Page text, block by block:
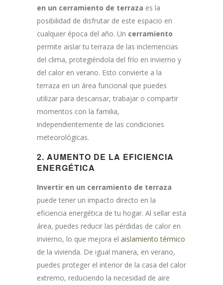
en un cerramiento de terraza es la
posibilidad de disfrutar de este espacio en
cualquier época del año. Un cerramiento
permite aislar tu terraza de las inclemencias
del clima, protegiéndola del frío en invierno y
del calor en verano. Esto convierte a la
terraza en un área funcional que puedes
utilizar para descansar, trabajar o compartir
momentos con la familia,
independientemente de las condiciones
meteorológicas.
2. AUMENTO DE LA EFICIENCIA
ENERGÉTICA
Invertir en un cerramiento de terraza
puede tener un impacto directo en la
eficiencia energética de tu hogar. Al sellar esta
área, puedes reducir las pérdidas de calor en
invierno, lo que mejora el aislamiento térmico
de la vivienda. De igual manera, en verano,
puedes proteger el interior de la casa del calor
extremo, reduciendo la necesidad de aire